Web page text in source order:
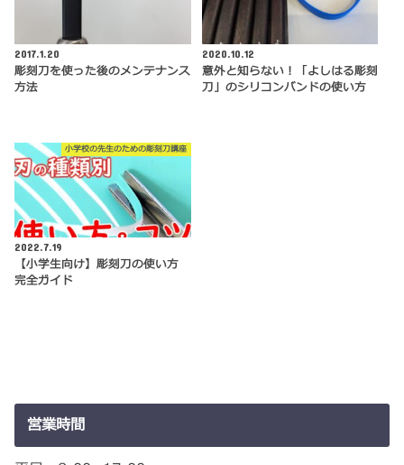
2017.1.20
彫刻刀を使った後のメンテナンス
方法
2020.10.12
意外と知らない！「よしはる彫刻
刀」のシリコンバンドの使い方
小学校の先生のための彫刻刀講座
2022.7.19
【小学生向け】彫刻刀の使い方
完全ガイド
営業時間